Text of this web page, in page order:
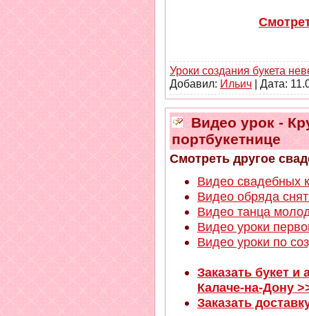
Уроки создания букета
Добавил: Ильич | Дата:
Видео урок -
портбукетнице
Смотреть другое
Видео свадебных
Видео обряда
Видео танца
Видео уроки
Видео уроки по
Заказать букет
Калаче-на-Дону
Заказать